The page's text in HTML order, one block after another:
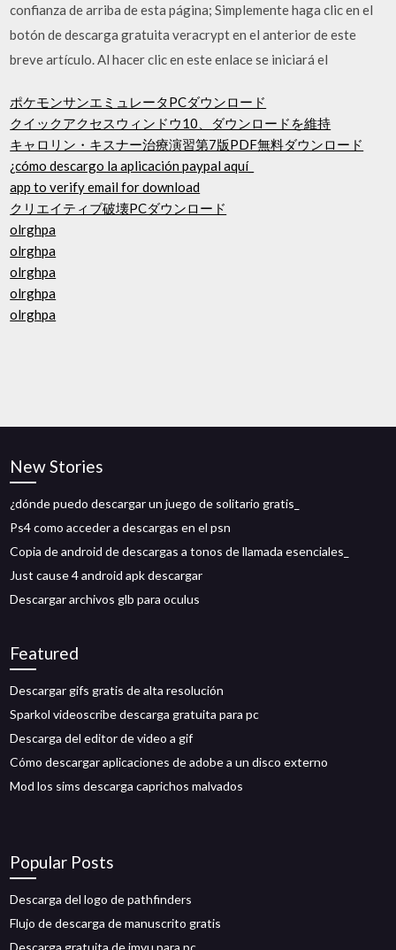
confianza de arriba de esta página; Simplemente haga clic en el
botón de descarga gratuita veracrypt en el anterior de este
breve artículo. Al hacer clic en este enlace se iniciará el
ポケモンサンエミュレータPCダウンロード
クイックアクセスウィンドウ10、ダウンロードを維持
キャロリン・キスナー治療演習第7版PDF無料ダウンロード
¿cómo descargo la aplicación paypal aquí_
app to verify email for download
クリエイティブ破壊PCダウンロード
olrghpa
olrghpa
olrghpa
olrghpa
olrghpa
New Stories
¿dónde puedo descargar un juego de solitario gratis_
Ps4 como acceder a descargas en el psn
Copia de android de descargas a tonos de llamada esenciales_
Just cause 4 android apk descargar
Descargar archivos glb para oculus
Featured
Descargar gifs gratis de alta resolución
Sparkol videoscribe descarga gratuita para pc
Descarga del editor de video a gif
Cómo descargar aplicaciones de adobe a un disco externo
Mod los sims descarga caprichos malvados
Popular Posts
Descarga del logo de pathfinders
Flujo de descarga de manuscrito gratis
Descarga gratuita de imvu para pc